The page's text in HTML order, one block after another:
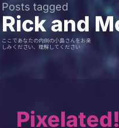
Posts tagged
Rick and
ここであなたの内側の小島さんをお楽
しみください、理解してください